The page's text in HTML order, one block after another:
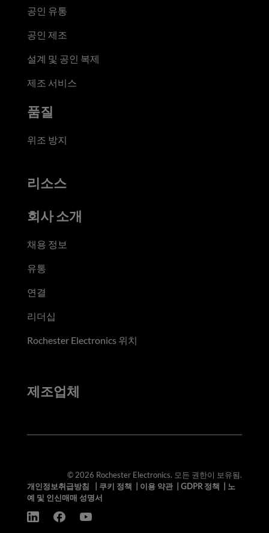
공인 유통
공인 제조
설계 및 공인 복제
제조 서비스
품질
위조 방지
리소스
회사 소개
채용 정보
유통
연결
리더십
Rochester Electronics 위치
제조업체
© 2026 Rochester Electronics. 모든 권한이 보유됨.
개인정보취급방침
쿠키 정책 이용 약관| GDPR 정책
노
예 및 인신매매 성명서